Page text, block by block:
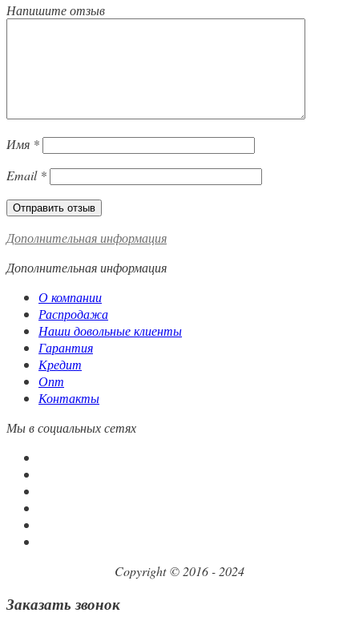
Напишите отзыв
Имя *
Email *
Дополнительная информация
Дополнительная информация
О компании
Распродажа
Наши довольные клиенты
Гарантия
Кредит
Опт
Контакты
Мы в социальных сетях
Copyright © 2016 - 2024
Заказать звонок